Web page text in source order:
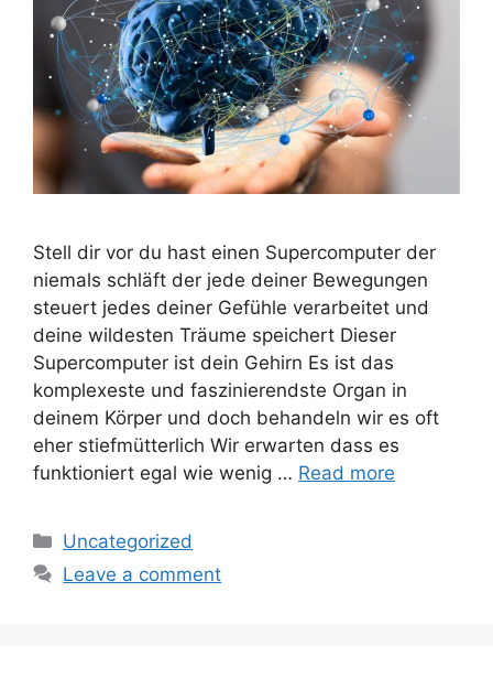
Stell dir vor du hast einen Supercomputer der
niemals schläft der jede deiner Bewegungen
steuert jedes deiner Gefühle verarbeitet und
deine wildesten Träume speichert Dieser
Supercomputer ist dein Gehirn Es ist das
komplexeste und faszinierendste Organ in
deinem Körper und doch behandeln wir es oft
eher stiefmütterlich Wir erwarten dass es
funktioniert egal wie wenig … Read more
Categories
Uncategorized
Leave a comment